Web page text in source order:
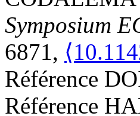
Symposium
6871,
Référence
Référence